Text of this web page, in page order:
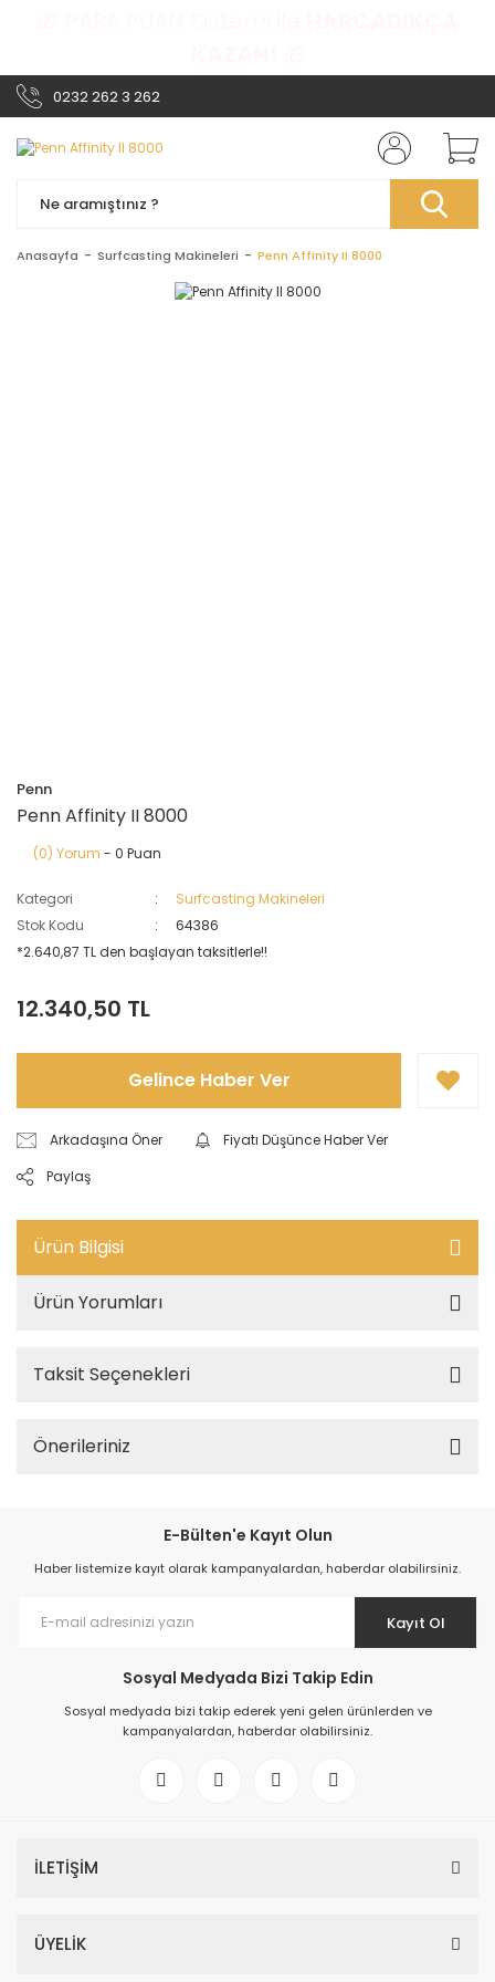
0232 262 3 262
Anasayfa Surfcasting Makineleri Penn Affinity II 8000
Penn
Penn Affinity II 8000
(0) Yorum - 0 Puan
Kategori
Surfcasting Makineleri
Stok Kodu
64386
*2.640,87 TL den başlayan taksitlerle!!
12.340,50 TL
Gelince Haber Ver
Arkadaşına Öner
Fiyatı Düşünce Haber Ver
Paylaş
Ürün Bilgisi
Ürün Yorumları
Taksit Seçenekleri
Önerileriniz
E-Bülten'e Kayıt Olun
Haber listemize kayıt olarak kampanyalardan, haberdar olabilirsiniz.
Kayıt Ol
Sosyal Medyada Bizi Takip Edin
Sosyal medyada bizi takip ederek yeni gelen ürünlerden ve
kampanyalardan, haberdar olabilirsiniz.
İLETİŞİM
ÜYELİK